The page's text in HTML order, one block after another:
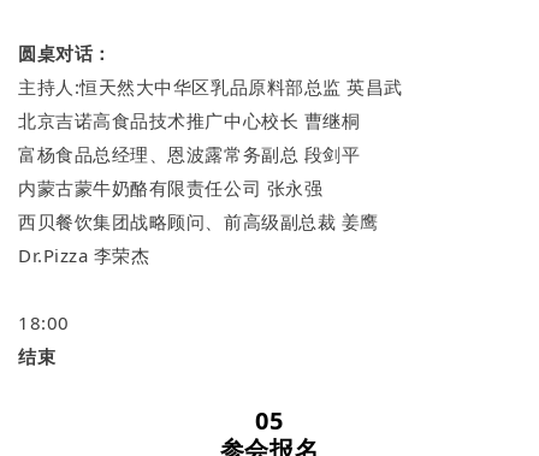
圆桌对话：
主持人:恒天然大中华区乳品原料部总监 英昌武
北京吉诺高食品技术推广中心校长 曹继桐
富杨食品总经理、恩波露常务副总 段剑平
内蒙古蒙牛奶酪有限责任公司 张永强
西贝餐饮集团战略顾问、前高级副总裁 姜鹰
Dr.Pizza 李荣杰
18:00
结束
05